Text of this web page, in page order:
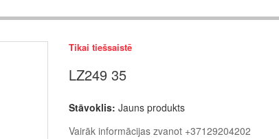
Tikai tiešsaistē
LZ249 35
Stāvoklis: Jauns produkts
Vairāk informācijas zvanot +37129204202